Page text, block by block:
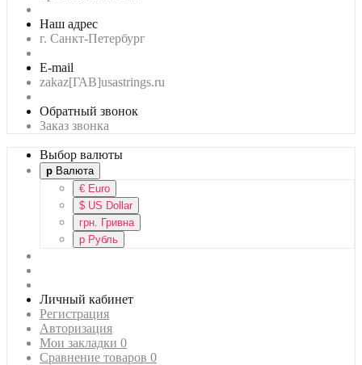
Наш адрес
г. Санкт-Петербург
E-mail
zakaz[ГАВ]usastrings.ru
Обратный звонок
Заказ звонка
Выбор валюты
р Валюта
€ Euro
$ US Dollar
грн. Гривна
р Рубль
Личный кабинет
Регистрация
Авторизация
Мои закладки 0
Сравнение товаров 0